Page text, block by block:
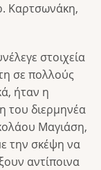
Καρτσωνάκη,
στοιχεία
σε πολλούς
ήταν η
του διερμηνέα
Μαγιάση,
την σκέψη να
αντίποινα